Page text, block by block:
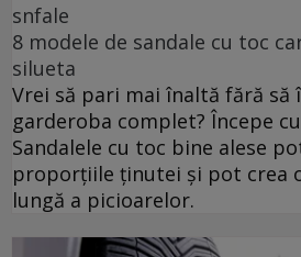
snfale
8 modele de sandale cu toc
silueta
Vrei să pari mai înaltă fără să
garderoba complet? Începe
Sandalele cu toc bine alese
proporțiile ținutei și pot crea
lungă a picioarelor.